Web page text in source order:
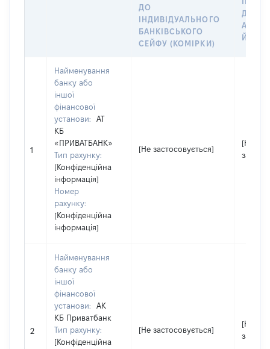
ДО
ІНДИВІДУАЛЬНОГО
БАНКІВСЬКОГО
СЕЙФУ (КОМІРКИ)
АБО
ЙОГО
1
Найменування
банку або
іншої
фінансової
установи:
АТ
КБ
«ПРИВАТБАНК»
Тип рахунку:
[Конфіденційна
інформація]
Номер
рахунку:
[Конфіденційна
інформація]
[Не застосовується]
[Не
2
Найменування
банку або
іншої
фінансової
установи:
АК
КБ Приватбанк
Тип рахунку:
[Конфіденційна
[Не застосовується]
[Не